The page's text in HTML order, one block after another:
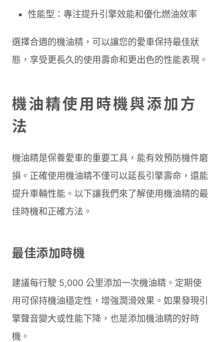
性能型：專注提升引擎效能和優化燃油效率
選擇合適的機油精，可以讓您的愛車保持最佳狀
態，享受更長久的使用壽命和更出色的性能表現。
機油精使用時機與添加方
法
機油精是保養愛車的重要工具，能有效預防機件磨
損。正確使用機油精不僅可以延長引擎壽命，還能
提升車輛性能。以下讓我們來了解使用機油精的最
佳時機和正確方法。
最佳添加時機
建議每行駛 5,000 公里添加一次機油精。定期使
用可保持機油穩定性，增強潤滑效果。如果發現引
擎聲音變大或性能下降，也是添加機油精的好時
機。